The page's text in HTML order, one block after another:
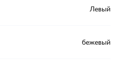
Левый
бежевый